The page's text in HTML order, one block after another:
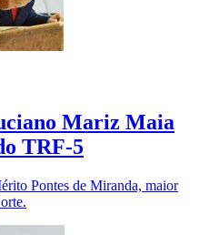
Mariz Maia
TRF-5
Pontes de Miranda, maior